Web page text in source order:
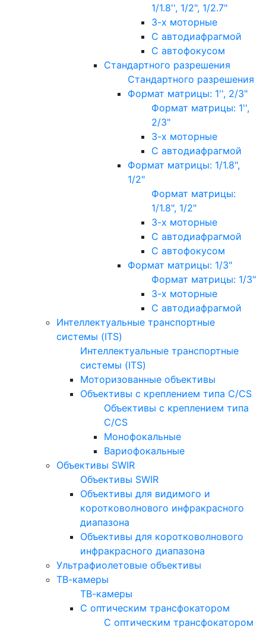
1/1.8'', 1/2", 1/2.7"
3-х моторные
С автодиафрагмой
С автофокусом
Стандартного разрешения
Стандартного разрешения
Формат матрицы: 1'', 2/3"
Формат матрицы: 1'',
2/3"
3-х моторные
С автодиафрагмой
Формат матрицы: 1/1.8",
1/2"
Формат матрицы:
1/1.8", 1/2"
3-х моторные
С автодиафрагмой
С автофокусом
Формат матрицы: 1/3"
Формат матрицы: 1/3"
3-х моторные
С автодиафрагмой
Интеллектуальные транспортные
системы (ITS)
Интеллектуальные транспортные
системы (ITS)
Моторизованные объективы
Объективы с креплением типа C/CS
Объективы с креплением типа
C/CS
Монофокальные
Вариофокальные
Объективы SWIR
Объективы SWIR
Объективы для видимого и
коротковолнового инфракрасного
диапазона
Объективы для коротковолнового
инфракрасного диапазона
Ультрафиолетовые объективы
ТВ-камеры
ТВ-камеры
С оптическим трансфокатором
С оптическим трансфокатором